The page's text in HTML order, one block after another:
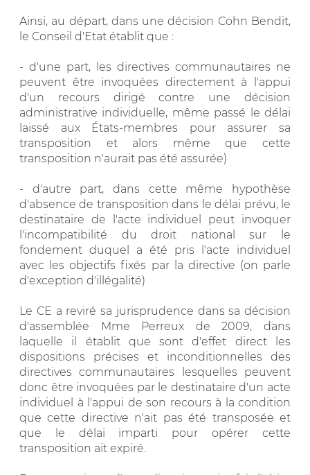
Ainsi, au départ, dans une décision Cohn Bendit,
le Conseil d'Etat établit que :
- d'une part, les directives communautaires ne
peuvent être invoquées directement à l'appui
d'un recours dirigé contre une décision
administrative individuelle, même passé le délai
laissé aux États-membres pour assurer sa
transposition et alors même que cette
transposition n'aurait pas été assurée)
- d'autre part, dans cette même hypothèse
d'absence de transposition dans le délai prévu, le
destinataire de l'acte individuel peut invoquer
l'incompatibilité du droit national sur le
fondement duquel a été pris l'acte individuel
avec les objectifs fixés par la directive (on parle
d'exception d'illégalité)
Le CE a reviré sa jurisprudence dans sa décision
d'assemblée Mme Perreux de 2009, dans
laquelle il établit que sont d'effet direct les
dispositions précises et inconditionnelles des
directives communautaires lesquelles peuvent
donc être invoquées par le destinataire d'un acte
individuel à l'appui de son recours à la condition
que cette directive n'ait pas été transposée et
que le délai imparti pour opérer cette
transposition ait expiré.